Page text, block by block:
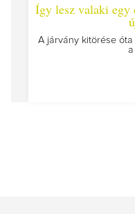
Így lesz valaki egy
A járvány kitörése
a